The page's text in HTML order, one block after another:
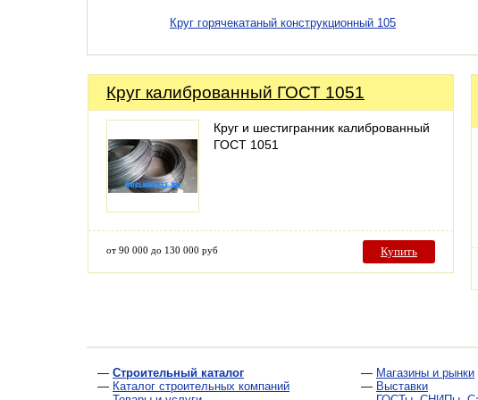
Круг горячекатаный конструкционный 105
Круг калиброванный ГОСТ 1051
Круг и шестигранник калиброванный
ГОСТ 1051
от 90 000 до 130 000 руб Купить
— Строительный каталог
— Каталог строительных компаний
— Магазины и рынки
— Выставки